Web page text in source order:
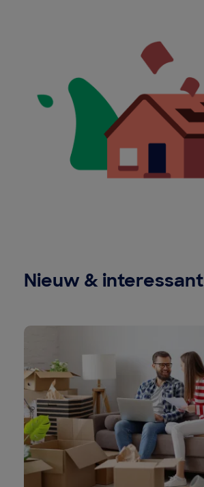
Nieuw & interessant